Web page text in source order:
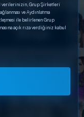
verilerinizin, Grup Şirketleri
ve Aydınlatma
ile belirlenen Grup
açık rıza verdiğiniz kabul